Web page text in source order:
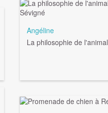
Angéline
La philosophie de l'animal